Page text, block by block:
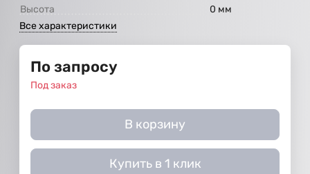
Высота
0 мм
Все характеристики
По запросу
Под заказ
В корзину
Купить в 1 клик